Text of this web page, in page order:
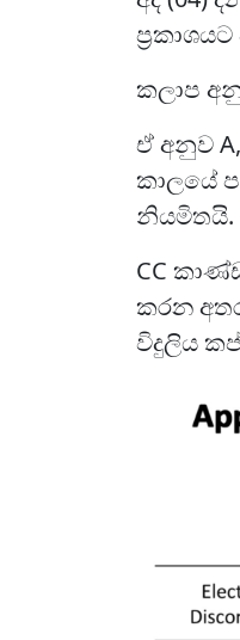
කලාප
ඒ අනුව A,
කාලයේ
නියමිතයි.
CC
කරන අතර
විදුලිය